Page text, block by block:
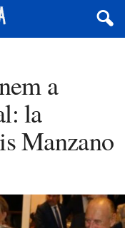
a
la
Manzano